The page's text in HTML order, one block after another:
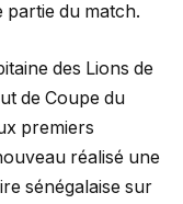
partie du match.
des Lions de
de Coupe du
premiers
réalisé une
sénégalaise sur